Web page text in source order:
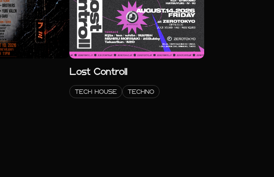
Lost Controll
TECH HOUSE TECHNO